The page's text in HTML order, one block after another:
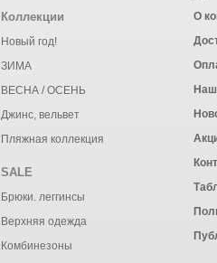
Коллекции
Новый год!
ЗИМА
ВЕСНА / ОСЕНЬ
Джинс, вельвет
Пляжная коллекция
SALE
Брюки. леггинсы
Верхняя одежда
Комбинезоны
О